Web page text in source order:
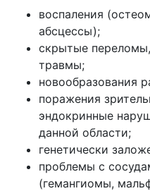
воспаления
абсцессы);
скрытые
травмы;
новообразования
поражения
эндокринные
данной области;
генетически
проблемы с
(гемангиомы,